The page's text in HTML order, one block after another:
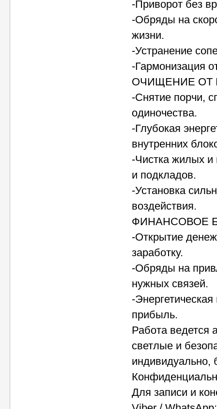
-Приворот без
-Обряды на
жизни.
-Устранение
-Гармонизация
ОЧИЩЕНИЕ ОТ
-Снятие порчи,
одиночества.
-Глубокая
внутренних
-Чистка жилых и
и подкладов.
-Установка
воздействия.
ФИНАНСОВОЕ
-Открытие
заработку.
-Обряды на
нужных связей.
-
прибыль.
Работа ведется
светлые и
Для записи и